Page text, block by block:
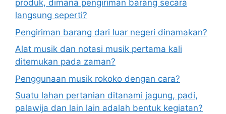
produk, dimana pengiriman barang secara
langsung seperti?
Pengiriman barang dari luar negeri dinamakan?
Alat musik dan notasi musik pertama kali
ditemukan pada zaman?
Penggunaan musik rokoko dengan cara?
Suatu lahan pertanian ditanami jagung, padi,
palawija dan lain lain adalah bentuk kegiatan?